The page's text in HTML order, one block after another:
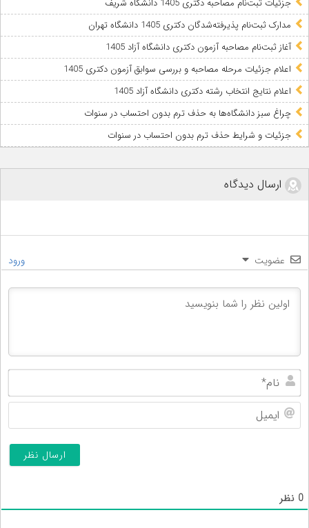
جزئیات ثبت‌نام مصاحبه دکتری 1405 دانشگاه شریف
مدارک ثبت‌نام پذیرفته‌شدگان دکتری 1405 دانشگاه تهران
آغاز ثبت‌نام مصاحبه آزمون دکتری دانشگاه آزاد 1405
اعلام جزئیات مرحله مصاحبه و بررسی سوابق آزمون دکتری 1405
اعلام نتایج انتخاب رشته دکتری دانشگاه آزاد 1405
چراغ سبز دانشگاه‌ها به حذف ترم بدون احتساب در سنوات
جزئیات و شرایط حذف ترم بدون احتساب در سنوات
ارسال دیدگاه
عضویت ورود
0 نظر